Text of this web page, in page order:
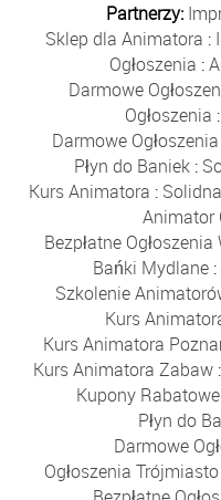
Partnerzy:
Sklep dla Animatora :
Ogłoszenia :
Darmowe
Ogłoszenia :
Darmowe
Płyn do Baniek:
Kurs Animatora :
Animator
Bezpłatne
Bańki Mydlane:
Szkolenie
Kurs
Kurs Animatora
Kurs Animatora Zabaw :
Kupony Rabatowe
Płyn do
Darmowe
Ogłoszenia Trójmiasto